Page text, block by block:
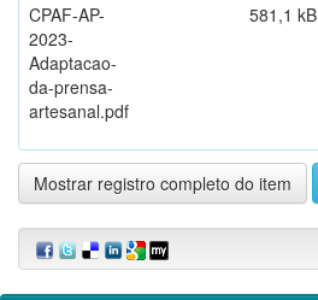
CPAF-AP-
2023-
Adaptacao-
da-prensa-
artesanal.pdf
581,1 kB
Mostrar registro completo do item